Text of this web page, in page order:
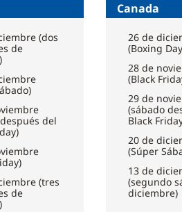
(dos
de
del
(tres
de
Canada
26 de
(Boxing
28 de
(Black
29 de
(sábado
Black
20 de
(Súper
13 de
(segundo
diciembre)